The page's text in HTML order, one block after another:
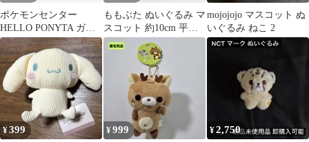
ポケモンセンター
HELLO PONYTA ガラ
ルポニータ マスコット
ももぶた ぬいぐるみ マ
スコット 約10cm 平成
レトロ 2004年 当時物
mojojojo マスコット ぬ
いぐるみ ねこ 2
¥399 ¥999 ¥2,750